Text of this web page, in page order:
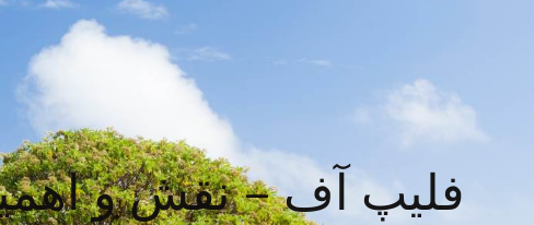
فلیپ آف – نقش و